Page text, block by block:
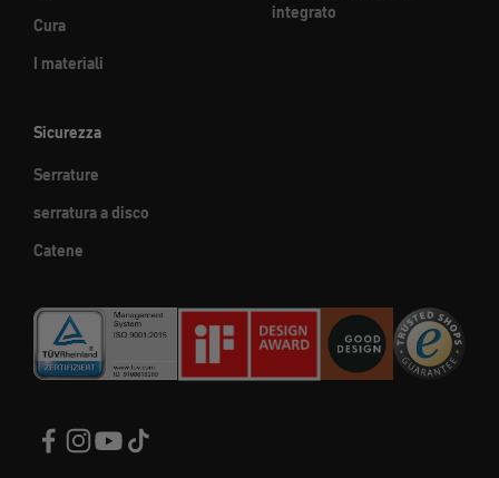
Cura
I materiali
integrato
Sicurezza
Serrature
serratura a disco
Catene